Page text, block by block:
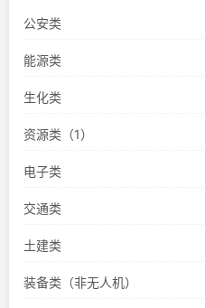
公安类
能源类
生化类
资源类（1）
电子类
交通类
土建类
装备类（非无人机）